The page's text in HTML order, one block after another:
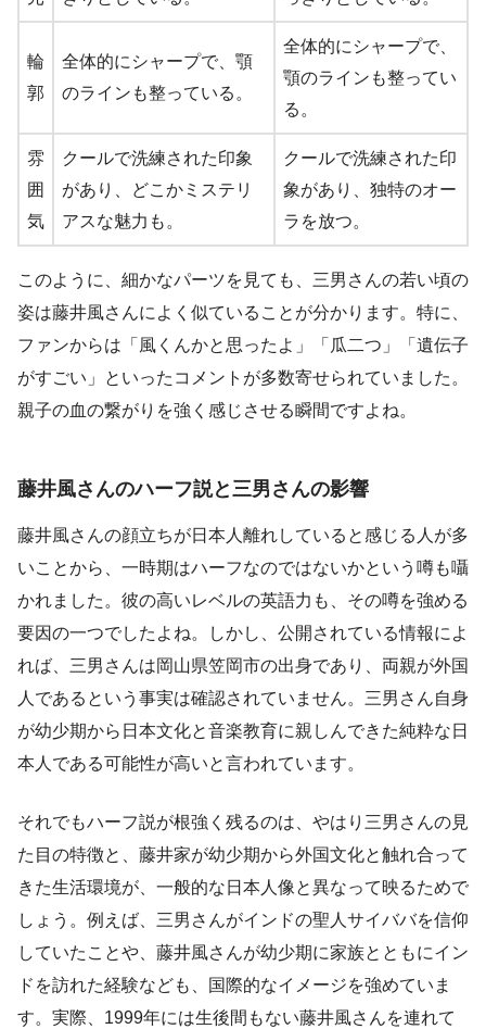
輪
郭
全体的にシャープで、顎
のラインも整っている。
全体的にシャープで、
顎のラインも整ってい
る。
雰
囲
気
クールで洗練された印象
があり、どこかミステリ
アスな魅力も。
クールで洗練された印
象があり、独特のオー
ラを放つ。
このように、細かなパーツを見ても、三男さんの若い頃の
姿は藤井風さんによく似ていることが分かります。特に、
ファンからは「風くんかと思ったよ」「瓜二つ」「遺伝子
がすごい」といったコメントが多数寄せられていました。
親子の血の繋がりを強く感じさせる瞬間ですよね。
藤井風さんのハーフ説と三男さんの影響
藤井風さんの顔立ちが日本人離れしていると感じる人が多
いことから、一時期はハーフなのではないかという噂も囁
かれました。彼の高いレベルの英語力も、その噂を強める
要因の一つでしたよね。しかし、公開されている情報によ
れば、三男さんは岡山県笠岡市の出身であり、両親が外国
人であるという事実は確認されていません。三男さん自身
が幼少期から日本文化と音楽教育に親しんできた純粋な日
本人である可能性が高いと言われています。
それでもハーフ説が根強く残るのは、やはり三男さんの見
た目の特徴と、藤井家が幼少期から外国文化と触れ合って
きた生活環境が、一般的な日本人像と異なって映るためで
しょう。例えば、三男さんがインドの聖人サイババを信仰
していたことや、藤井風さんが幼少期に家族とともにイン
ドを訪れた経験なども、国際的なイメージを強めていま
す。実際、1999年には生後間もない藤井風さんを連れて